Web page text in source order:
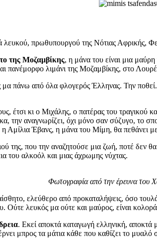
λευκού, πρωθυπουργού της Νότιας Αφρικής,
της Μοζαμβίκης, η μάνα του είναι μια
πανέμορφο λιμάνι της Μοζαμβίκης, στο
μα πάνω από όλα φλογερός Έλληνας. Την
έτσι κι ο Μιχάλης, ο πατέρας του
την αναγνωρίζει, όχι μόνο σαν σύζυγο, το
η Αμίλια Έβανς, η μάνα του Μίμη, θα πεθάνει
της, που την αναζητούσε μια ζωή, ποτέ
του αλκοόλ και μιας άχρωμης νύχτας.
Φωτογραφία από την έρευνα του
ελεύθερο από προκαταλήψεις, όσο
Ούτε λευκός μα ούτε και μαύρος, είναι
. Εκεί αποκτά καταγωγή ελληνική,
μπρος τα μάτια κάθε που καθίζει το μυαλό